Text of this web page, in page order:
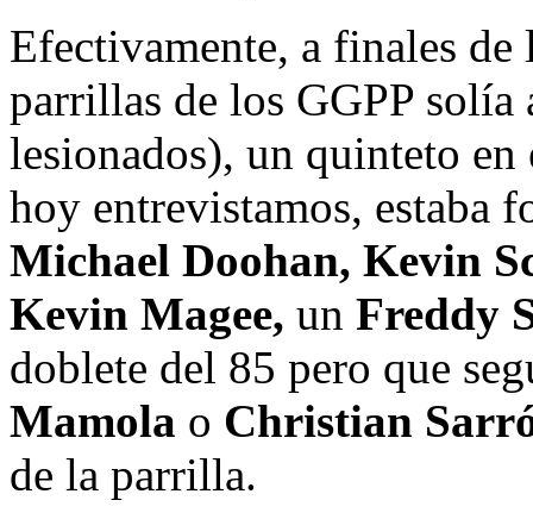
Efectivamente, a finales de
parrillas de los GGPP solía
lesionados), un quinteto
hoy entrevistamos, estaba
Michael Doohan, Kevin
Kevin Magee, un Freddy
doblete del 85 pero que
Mamola o Christian
de la parrilla.